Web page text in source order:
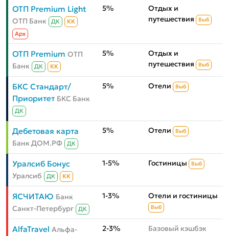
ОТП Premium Light
ОТП Банк ДК
КК
Aрх
5%
Отдых и
путешествия
Выб
ОТП Premium ОТП
Банк
ДК КК
5%
Отдых и
путешествия
Выб
БКС Стандарт/
Приоритет БКС Банк
ДК
5% Отели Выб
Дебетовая карта
Банк ДОМ.РФ ДК
5% Отели Выб
Уралсиб Бонус
Уралсиб ДК КК
1-5% Гостиницы Выб
ЯСЧИТАЮ Банк
Санкт-Петербург
ДК
1-3% Отели и гостиницы
Выб
AlfaTravel Альфа- 2-3% Базовый кэшбэк